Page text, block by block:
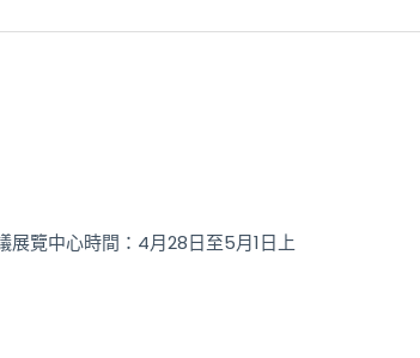
展覽中心時間：4月28日至5月1日上